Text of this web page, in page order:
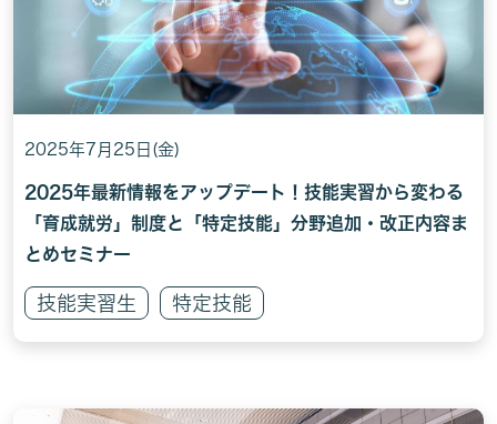
2025年7月25日(金)
2025年最新情報をアップデート！技能実習から変わる
「育成就労」制度と「特定技能」分野追加・改正内容ま
とめセミナー
技能実習生 特定技能